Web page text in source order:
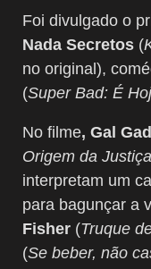
Foi divulgado o
Nada Secretos (
no original),
(Super Bad: É
No filme, Gal
Origem da Justiça
interpretam um
para bagunçar a
Fisher (Truque
(Se beber, não